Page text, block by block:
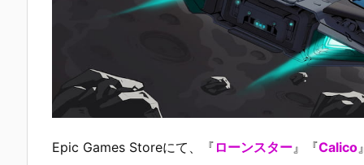
Epic Games Storeにて、『 ローンスター 』『Calico